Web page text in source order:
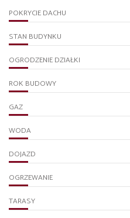
POKRYCIE DACHU
STAN BUDYNKU
OGRODZENIE DZIAŁKI
ROK BUDOWY
GAZ
WODA
DOJAZD
OGRZEWANIE
TARASY